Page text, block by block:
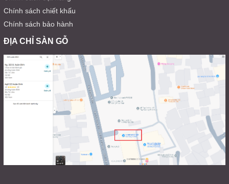
Chính sách chiết khấu
Chính sách bảo hành
ĐỊA CHỈ SÀN GỖ